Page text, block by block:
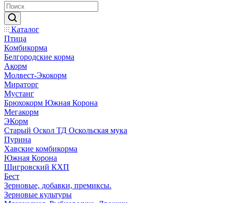
Каталог
Птица
Комбикорма
Белгородские корма
Акорм
Молвест-Экокорм
Мираторг
Мустанг
Брюхокорм Южная Корона
Мегакорм
ЭКорм
Старый Оскол ТД Оскольская мука
Пурина
Хавские комбикорма
Южная Корона
Щигровский КХП
Бест
Зерновые, добавки, премиксы.
Зерновые культуры